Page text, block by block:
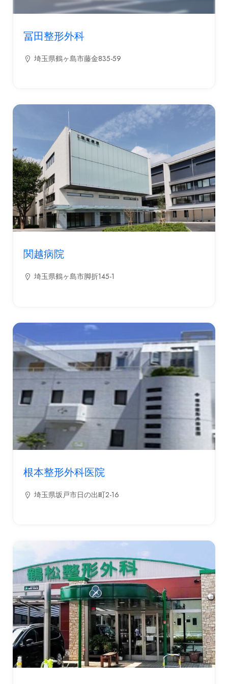
冨田整形外科
埼玉県鶴ヶ島市藤金835-59
関越病院
埼玉県鶴ヶ島市脚折145-1
根本整形外科医院
埼玉県坂戸市日の出町2-16